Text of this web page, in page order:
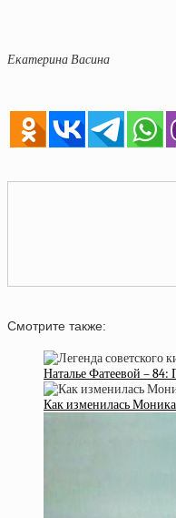
Екатерина Васина
Смотрите также:
Наталье Фатеевой – 84:
Как изменилась Моника